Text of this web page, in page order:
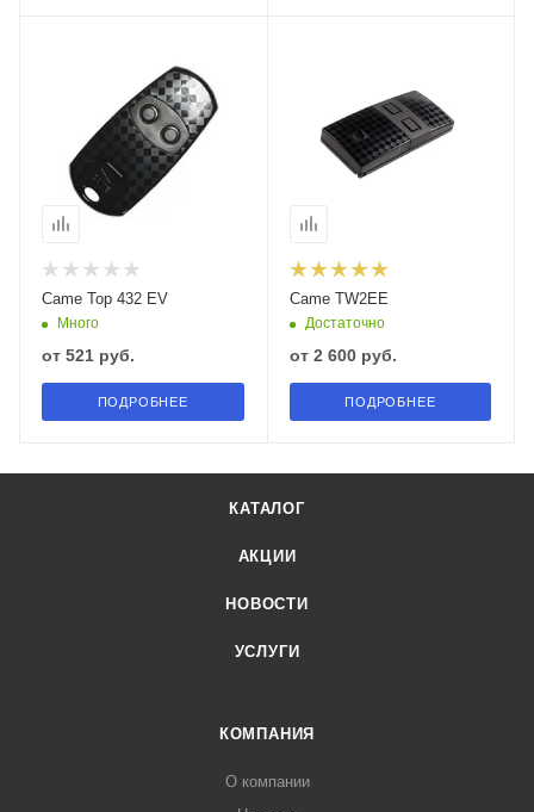
Came Top 432 EV
Много
от 521 руб.
ПОДРОБНЕЕ
Сame TW2EE
Достаточно
от 2 600 руб.
ПОДРОБНЕЕ
КАТАЛОГ
АКЦИИ
НОВОСТИ
УСЛУГИ
КОМПАНИЯ
О компании